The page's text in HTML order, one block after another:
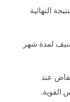
النهائية
لمدة شهر
عند
القوية.